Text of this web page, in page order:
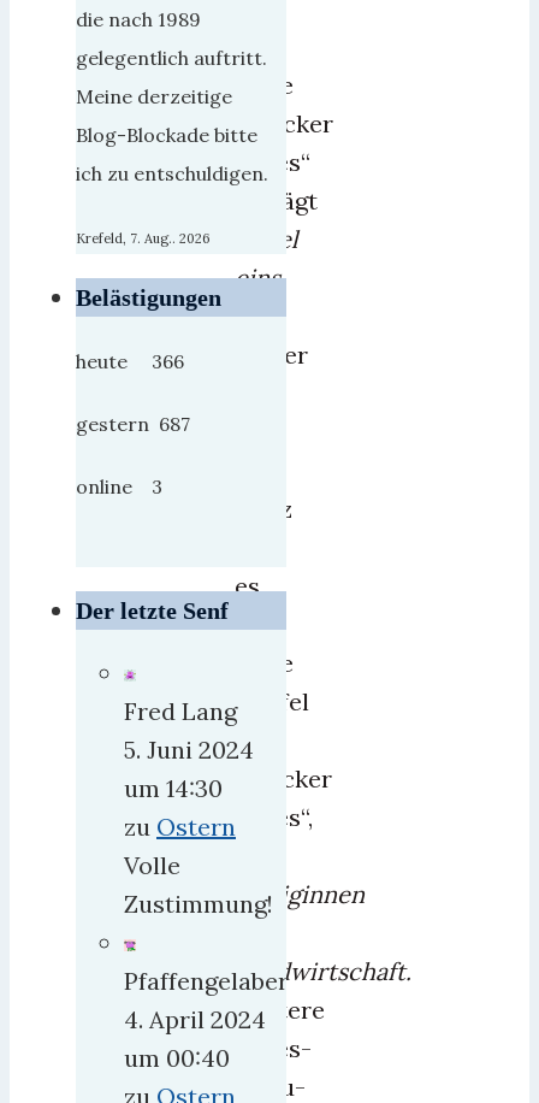
TV-
Serie
„Trucker
Babes“
schlägt
Kabel
eins
nun
weiter
März
es
die
erste
Staffel
von
„Trecker
Babes“,
Königinnen
Landwirtschaft.
Weitere
Babes-
Doku-
die nach 1989
gelegentlich auftritt.
Meine derzeitige
Blog-Blockade bitte
ich zu entschuldigen.
Krefeld, 7. Aug.. 2026
Belästigungen
heute 366
gestern 687
online 3
Der letzte Senf
Fred Lang
5. Juni 2024
um 14:30
zu Ostern
Volle
Zustimmung!
Pfaffengelaber
4. April 2024
um 00:40
zu Ostern